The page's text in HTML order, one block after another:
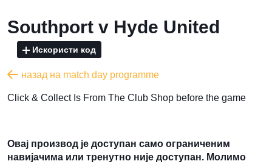
Southport v Hyde United
Искористи код
назад на match day programme
​Click & Collect Is From The Club Shop before the game
Овај производ је доступан само ограниченим
навијачима или тренутно није доступан. Молимо